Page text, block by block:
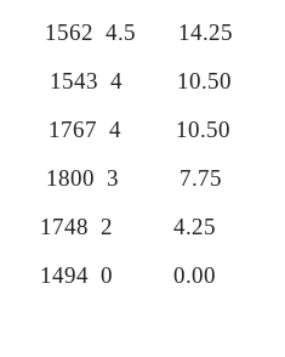
1562 4.5 14.25
4 10.50
1767 4 10.50
1800 3 7.75
1748 2 4.25
1494 0 0.00